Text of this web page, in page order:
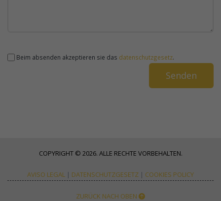
Beim absenden akzeptieren sie das datenschutzgesetz.
COPYRIGHT © 2026. ALLE RECHTE VORBEHALTEN.
AVISO LEGAL | DATENSCHUTZGESETZ | COOKIES POLICY
ZURÜCK NACH OBEN